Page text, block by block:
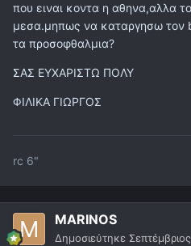
που ειναι κοντα η αθηνα,αλλα
μεσα.μηπως να καταργησω τον
τα προσοφθαλμια?
ΣΑΣ ΕΥΧΑΡΙΣΤΩ ΠΟΛΥ
ΦΙΛΙΚΑ ΓΙΩΡΓΟΣ
rc 6"
MARINOS
Δημοσιεύτηκε